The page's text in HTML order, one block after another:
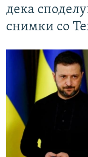
дека
снимки со